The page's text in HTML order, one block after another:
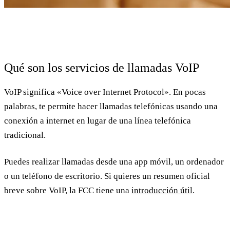
Qué son los servicios de llamadas VoIP
VoIP significa «Voice over Internet Protocol». En pocas
palabras, te permite hacer llamadas telefónicas usando una
conexión a internet en lugar de una línea telefónica
tradicional.
Puedes realizar llamadas desde una app móvil, un ordenador
o un teléfono de escritorio. Si quieres un resumen oficial
breve sobre VoIP, la FCC tiene una introducción útil.